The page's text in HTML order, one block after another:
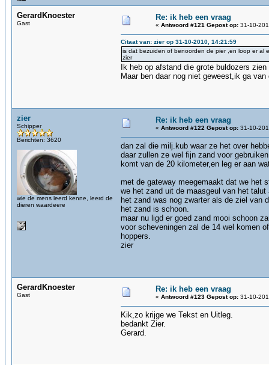
GerardKnoester
Gast
Re: ik heb een vraag
« Antwoord #121 Gepost op: 31-10-
Citaat van: zier op 31-10-2010, 14:21:59
is dat bezuiden of benoorden de pier ,en loop er al
zier
Ik heb op afstand die grote buldozers
Maar ben daar nog niet geweest,ik ga
zier
Schipper
Berichten: 3620
wie de mens leerd kenne, leerd de
dieren waardeere
Re: ik heb een vraag
« Antwoord #122 Gepost op: 31-10-
dan zal die milj.kub waar ze het over
daar zullen ze wel fijn zand voor
komt van de 20 kilometer,en leg er aan
met de gateway meegemaakt dat we het
we het zand uit de maasgeul van het
het zand was nog zwarter als de ziel van
het zand is schoon.
maar nu ligd er goed zand mooi schoon
voor scheveningen zal de 14 wel komen
hoppers.
zier
GerardKnoester
Gast
Re: ik heb een vraag
« Antwoord #123 Gepost op: 31-10-
Kik,zo krijge we Tekst en Uitleg.
bedankt Zier.
Gerard.